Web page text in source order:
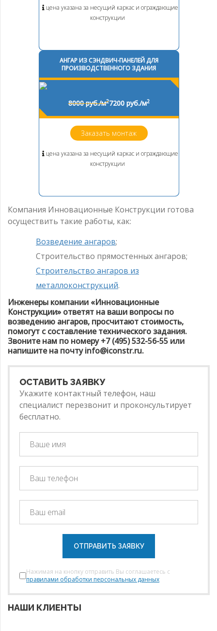
цена указана за несущий каркас и ограждающие
конструкции
АНГАР ИЗ СЭНДВИЧ-ПАНЕЛЕЙ ДЛЯ
ПРОИЗВОДСТВЕННОГО ЗДАНИЯ
8000 руб./м27200 руб./м2
Заказать монтаж
цена указана за несущий каркас и ограждающие
конструкции
Компания Инновационные Конструкции готова
осуществить такие работы, как:
Возведение ангаров;
Строительство прямостенных ангаров;
Строительство ангаров из
металлоконструкций.
Инженеры компании «Инновационные
Конструкции» ответят на ваши вопросы по
возведению ангаров, просчитают стоимость,
помогут с составление технического задания.
Звоните нам по номеру +7 (495) 532-56-55 или
напишите на почту info@iconstr.ru.
ОСТАВИТЬ ЗАЯВКУ
Укажите контактный телефон, наш
специалист перезвонит и проконсультирует
бесплатно.
ОТПРАВИТЬ ЗАЯВКУ
Нажимая на кнопку отправить Вы соглашаетесь с
правилами обработки персональных данных
НАШИ КЛИЕНТЫ